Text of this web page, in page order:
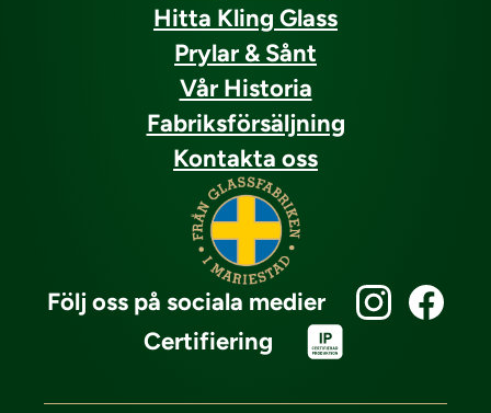
Hitta Kling Glass
Prylar & Sånt
Vår Historia
Fabriksförsäljning
Kontakta oss
Följ oss på sociala medier
Certifiering